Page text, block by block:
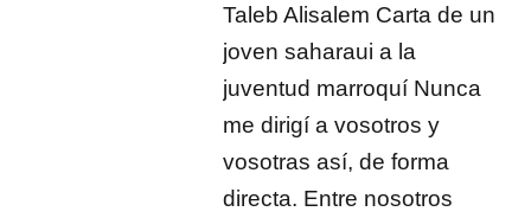
Taleb Alisalem Carta de un
joven saharaui a la
juventud marroquí Nunca
me dirigí a vosotros y
vosotras así, de forma
directa. Entre nosotros